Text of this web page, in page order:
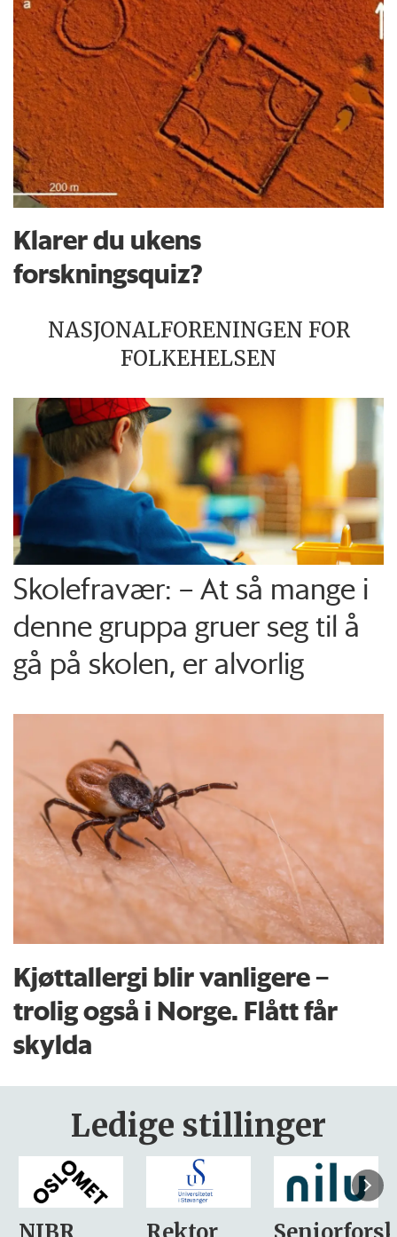
Klarer du ukens
forskningsquiz?
NASJONALFORENINGEN FOR
FOLKEHELSEN
Skolefravær: – At så mange i
denne gruppa gruer seg til å
gå på skolen, er alvorlig
Kjøttallergi blir vanligere –
trolig også i Norge. Flått får
skylda
Ledige stillinger